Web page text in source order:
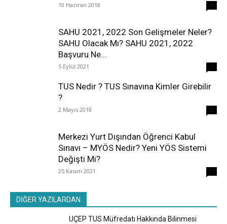
10 Haziran 2018
SAHU 2021, 2022 Son Gelişmeler Neler?
SAHU Olacak Mı? SAHU 2021, 2022
Başvuru Ne...
5 Eylül 2021
TUS Nedir ? TUS Sınavına Kimler Girebilir
?
2 Mayıs 2018
Merkezi Yurt Dışından Öğrenci Kabul
Sınavı – MYÖS Nedir? Yeni YÖS Sistemi
Değişti Mi?
25 Kasım 2021
DİĞER YAZILARDAN
UÇEP TUS Müfredatı Hakkında Bilinmesi